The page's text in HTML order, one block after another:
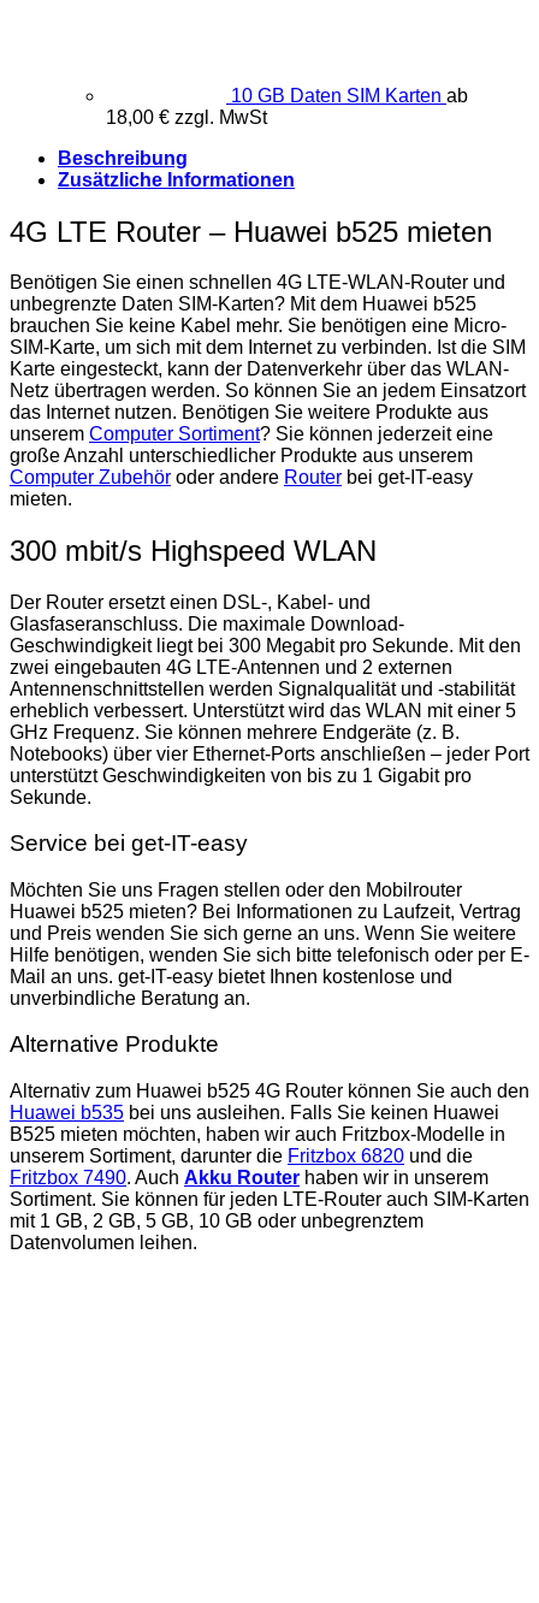
10 GB Daten SIM Karten ab
18,00 € zzgl. MwSt
Beschreibung
Zusätzliche Informationen
4G LTE Router – Huawei b525 mieten
Benötigen Sie einen schnellen 4G LTE-WLAN-Router und
unbegrenzte Daten SIM-Karten? Mit dem Huawei b525
brauchen Sie keine Kabel mehr. Sie benötigen eine Micro-
SIM-Karte, um sich mit dem Internet zu verbinden. Ist die SIM
Karte eingesteckt, kann der Datenverkehr über das WLAN-
Netz übertragen werden. So können Sie an jedem Einsatzort
das Internet nutzen. Benötigen Sie weitere Produkte aus
unserem Computer Sortiment? Sie können jederzeit eine
große Anzahl unterschiedlicher Produkte aus unserem
Computer Zubehör oder andere Router bei get-IT-easy
mieten.
300 mbit/s Highspeed WLAN
Der Router ersetzt einen DSL-, Kabel- und
Glasfaseranschluss. Die maximale Download-
Geschwindigkeit liegt bei 300 Megabit pro Sekunde. Mit den
zwei eingebauten 4G LTE-Antennen und 2 externen
Antennenschnittstellen werden Signalqualität und -stabilität
erheblich verbessert. Unterstützt wird das WLAN mit einer 5
GHz Frequenz. Sie können mehrere Endgeräte (z. B.
Notebooks) über vier Ethernet-Ports anschließen – jeder Port
unterstützt Geschwindigkeiten von bis zu 1 Gigabit pro
Sekunde.
Service bei get-IT-easy
Möchten Sie uns Fragen stellen oder den Mobilrouter
Huawei b525 mieten? Bei Informationen zu Laufzeit, Vertrag
und Preis wenden Sie sich gerne an uns. Wenn Sie weitere
Hilfe benötigen, wenden Sie sich bitte telefonisch oder per E-
Mail an uns. get-IT-easy bietet Ihnen kostenlose und
unverbindliche Beratung an.
Alternative Produkte
Alternativ zum Huawei b525 4G Router können Sie auch den
Huawei b535 bei uns ausleihen. Falls Sie keinen Huawei
B525 mieten möchten, haben wir auch Fritzbox-Modelle in
unserem Sortiment, darunter die Fritzbox 6820 und die
Fritzbox 7490. Auch Akku Router haben wir in unserem
Sortiment. Sie können für jeden LTE-Router auch SIM-Karten
mit 1 GB, 2 GB, 5 GB, 10 GB oder unbegrenztem
Datenvolumen leihen.